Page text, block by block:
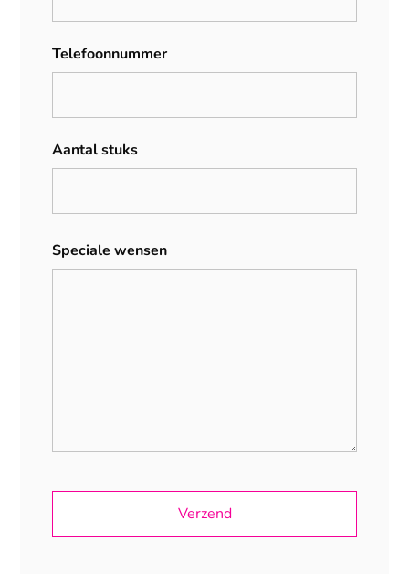
Telefoonnummer
Aantal stuks
Speciale wensen